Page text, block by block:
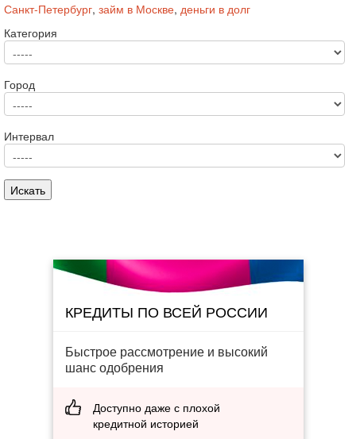
Санкт-Петербург, займ в Москве, деньги в долг
Категория
Город
Интервал
КРЕДИТЫ ПО ВСЕЙ РОССИИ
Быстрое рассмотрение и высокий
шанс одобрения
Доступно даже с плохой
кредитной историей